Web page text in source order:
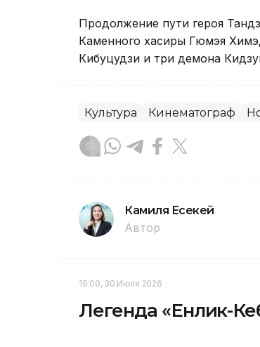
Продолжение пути героя
Каменного хасиры Гюмэя
Кибуцудзи и три демона
Культура Кинематограф
Камиля Есекей
Автор
19:00, 30 Июля 2026
Легенда «Енлик-